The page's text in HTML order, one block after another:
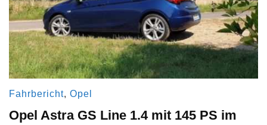
Fahrbericht, Opel
Opel Astra GS Line 1.4 mit 145 PS im